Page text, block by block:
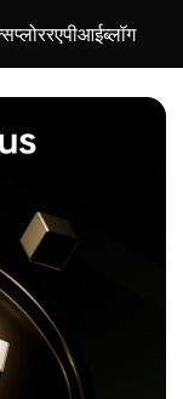
एपीआईब्लॉग